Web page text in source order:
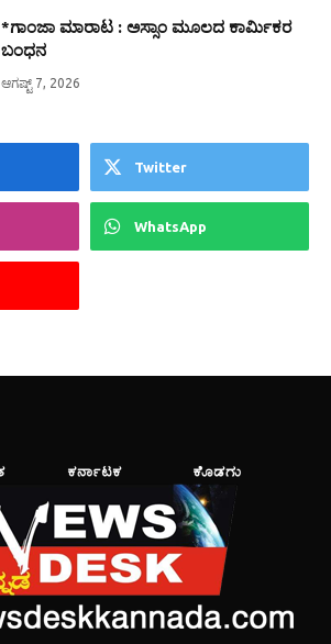
*ಗಾಂಜಾ ಮಾರಾಟ : ಅಸ್ಸಾಂ ಮೂಲದ ಕಾರ್ಮಿಕರ
ಬಂಧನ
ಆಗಷ್ಟ್ 7, 2026
Twitter
WhatsApp